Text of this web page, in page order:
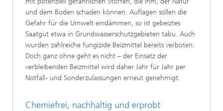
und dem Boden schaden können. Auflagen sollen die
Gefahr für die Umwelt eindämmen, so ist gebeiztes
Saatgut etwa in Grundwasserschutzgebieten tabu. Auch
wurden zahlreiche fungizide Beizmittel bereits verboten.
Doch ganz ohne geht es nicht – der Einsatz der
verbleibenden Beizmittel wird daher Jahr für Jahr per
Notfall- und Sonderzulassungen erneut genehmigt.
Chemiefrei, nachhaltig und erprobt